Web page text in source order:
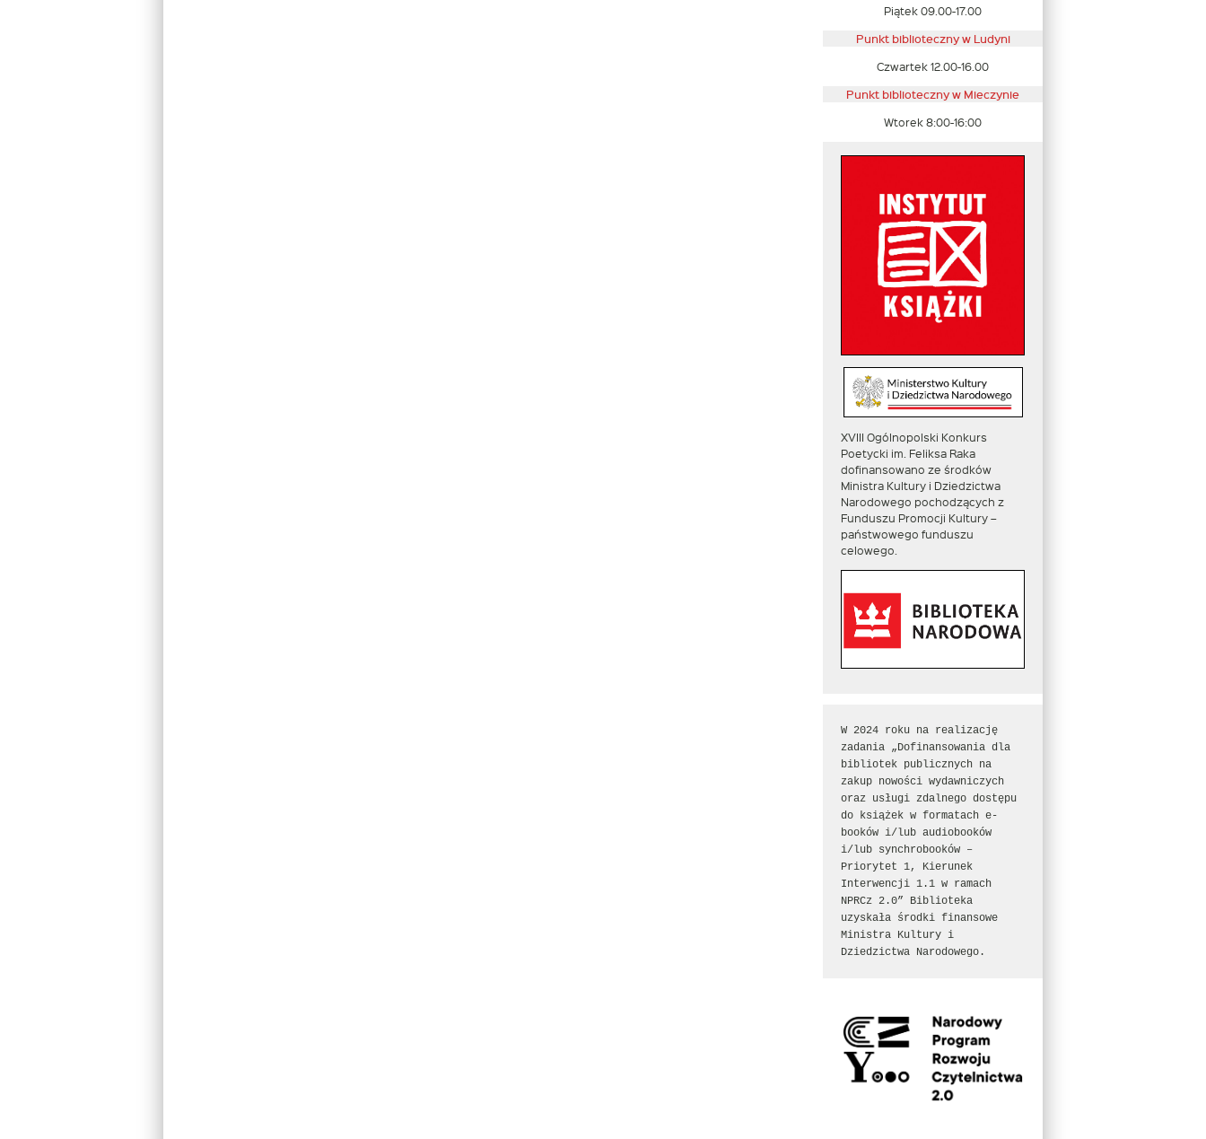
Piątek 09.00-17.00
Punkt biblioteczny w Ludyni
Czwartek 12.00-16.00
Punkt biblioteczny w Mieczynie
Wtorek 8:00-16:00
XVIII Ogólnopolski Konkurs
Poetycki im. Feliksa Raka
dofinansowano ze środków
Ministra Kultury i Dziedzictwa
Narodowego pochodzących z
Funduszu Promocji Kultury –
państwowego funduszu
celowego.
W 2024 roku na realizację
zadania „Dofinansowania dla
bibliotek publicznych na
zakup nowości wydawniczych
oraz usługi zdalnego dostępu
do książek w formatach e-
booków i/lub audiobooków
i/lub synchrobooków –
Priorytet 1, Kierunek
Interwencji 1.1 w ramach
NPRCz 2.0” Biblioteka
uzyskała środki finansowe
Ministra Kultury i
Dziedzictwa Narodowego.